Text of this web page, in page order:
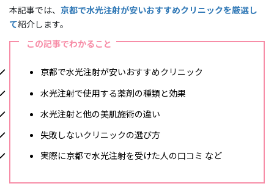
本記事では、 京都で水光注射が安いおすすめクリニックを厳選し
て紹介します。
この記事でわかること
京都で水光注射が安いおすすめクリニック
水光注射で使用する薬剤の種類と効果
水光注射と他の美肌施術の違い
失敗しないクリニックの選び方
実際に京都で水光注射を受けた人の口コミ など